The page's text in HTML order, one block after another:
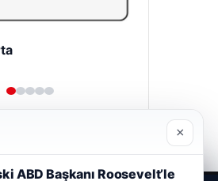
×
ABD Başkanı Roosevelt’le